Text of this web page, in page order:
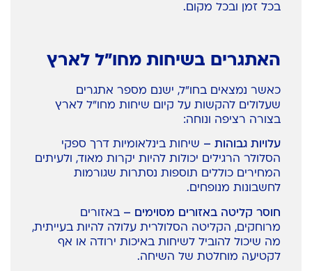
בכל זמן ובכל מקום.
האתגרים בשיחות מחו"ל לארץ
כאשר נמצאים בחו"ל, ישנם מספר אתגרים
שעלולים להקשות על קיום שיחות מחו"ל לארץ
בצורה רציפה ונוחה:
עלויות גבוהות – שיחות בינלאומיות דרך ספקי
הסלולר הרגילים יכולות להיות יקרות מאוד, ולעיתים
המחירים כוללים תוספות נסתרות שגורמות
לחשבונות מנופחים.
חוסר קליטה באזורים מסוימים – באזורים
מרוחקים, הקליטה הסלולרית עלולה להיות בעייתית,
מה שיכול להוביל לשיחות באיכות ירודה או אף
לקטיעה מוחלטת של השיחה.